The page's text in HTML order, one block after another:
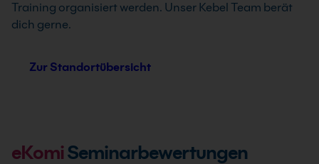
Training organisiert werden. Unser Kebel Team berät
dich gerne.
Zur Standortübersicht
eKomiSeminarbewertungen